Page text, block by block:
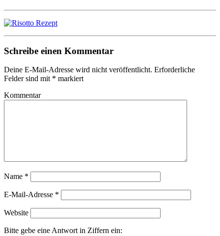
Schreibe einen Kommentar
Deine E-Mail-Adresse wird nicht veröffentlicht. Erforderliche
Felder sind mit * markiert
Kommentar
Name *
E-Mail-Adresse *
Website
Bitte gebe eine Antwort in Ziffern ein: